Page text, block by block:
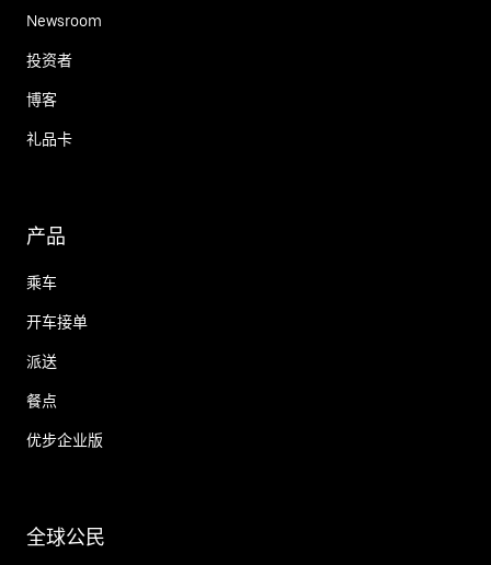
Newsroom
投资者
博客
礼品卡
产品
乘车
开车接单
派送
餐点
优步企业版
全球公民